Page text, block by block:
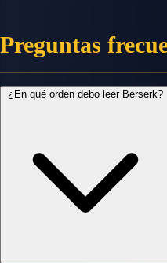
Preguntas
¿En qué orden debo leer Berserk?